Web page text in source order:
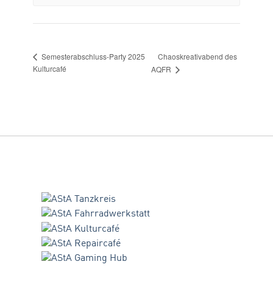
Semesterabschluss-Party 2025
Kulturcafé
Chaoskreativabend des
AQFR